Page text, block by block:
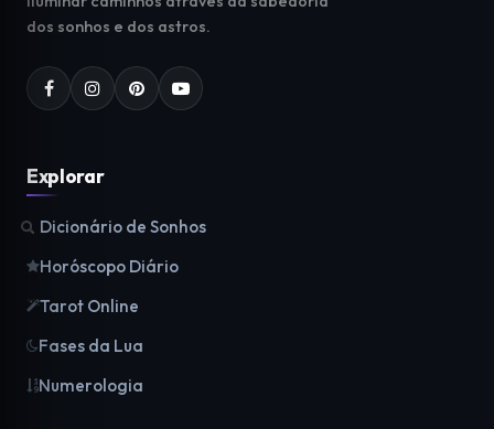
dos sonhos e dos astros.
Explorar
Dicionário de Sonhos
Horóscopo Diário
Tarot Online
Fases da Lua
Numerologia